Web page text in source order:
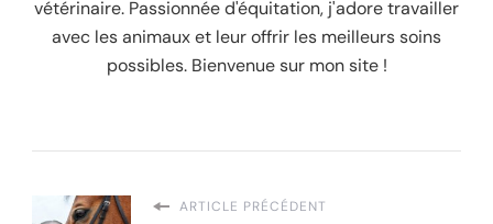
vétérinaire. Passionnée d'équitation, j'adore travailler
avec les animaux et leur offrir les meilleurs soins
possibles. Bienvenue sur mon site !
ARTICLE PRÉCÉDENT